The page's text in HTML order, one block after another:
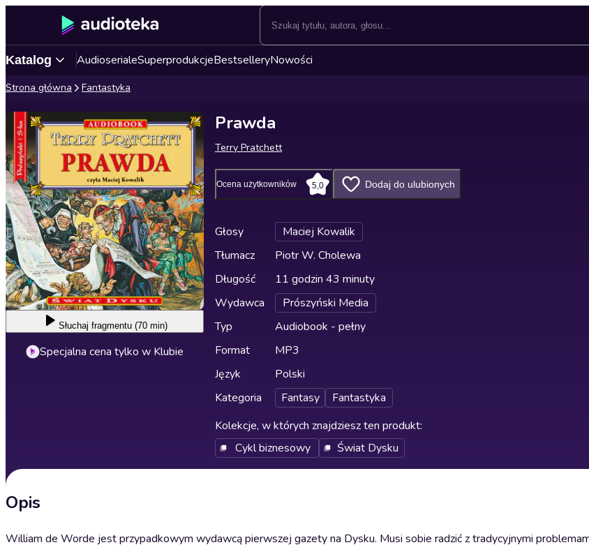
Katalog AudioserialeSuperprodukcjeBestselleryNowości
Strona główna Fantastyka
Słuchaj fragmentu (70 min)
Specjalna cena tylko w Klubie
Prawda
Terry Pratchett
Ocena użytkowników 5,0 Dodaj do ulubionych
Głosy
Maciej Kowalik
Tłumacz
Piotr W. Cholewa
Długość
11 godzin 43 minuty
Wydawca
Prószyński Media
Typ
Audiobook - pełny
Format
MP3
Język
Polski
Kategoria
Fantasy
Fantastyka
Kolekcje, w których znajdziesz ten produkt:
Cykl biznesowy
Świat Dysku
Opis
William de Worde jest przypadkowym wydawcą pierwszej gazety na Dysku. Musi sobie radzić z tradycyjnymi